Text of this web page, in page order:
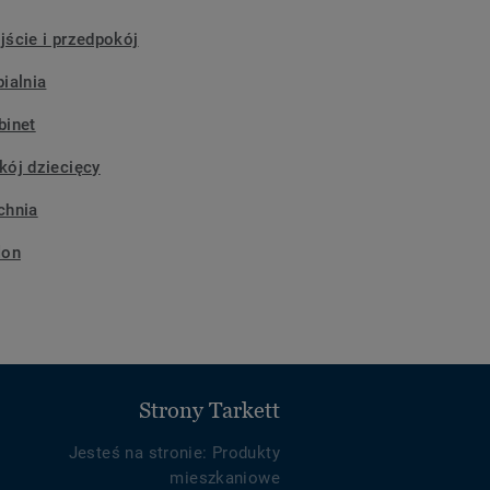
i przedpokój
dziecięcy
Strony Tarkett
Jesteś na stronie: Produkty
mieszkaniowe